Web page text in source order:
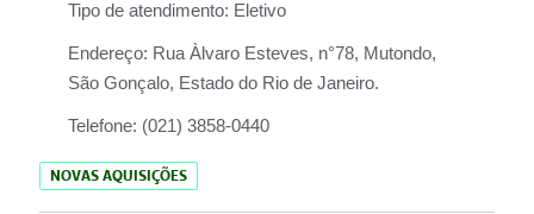
Tipo de atendimento: Eletivo
Endereço: Rua Àlvaro Esteves, n°78, Mutondo,
São Gonçalo, Estado do Rio de Janeiro.
Telefone: (021) 3858-0440
NOVAS AQUISIÇÕES